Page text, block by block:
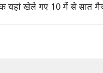
खेले गए 10 में से सात मैच